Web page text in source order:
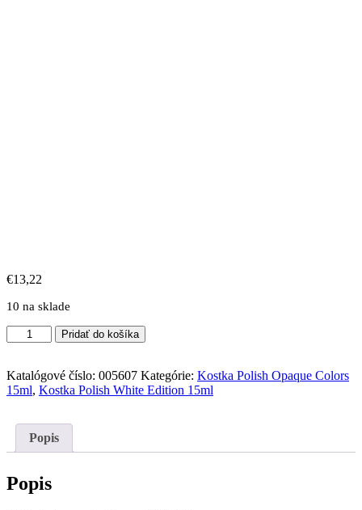
€13,22
10 na sklade
množstvo
Kostka
Gel
Color
15ml
Pridať do košíka
Katalógové číslo: 005607 Kategórie: Kostka Polish Opaque Colors
15ml, Kostka Polish White Edition 15ml
Popis
Popis